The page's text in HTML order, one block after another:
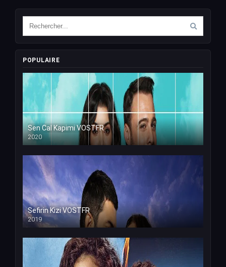
POPULAIRE
Sen Cal Kapimi VOSTFR
2020
Sefirin Kizi VOSTFR
2019